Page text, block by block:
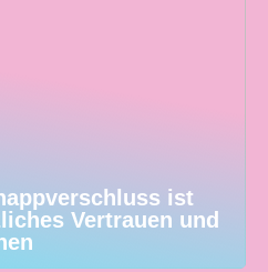
ist
Vertrauen und